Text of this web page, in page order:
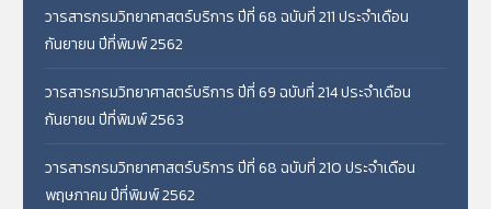
วารสารกรมวิทยาศาสตร์บริการ ปีที่ 68 ฉบับที่ 211 ประจำเดือน
กันยายน ปีที่พิมพ์ 2562
วารสารกรมวิทยาศาสตร์บริการ ปีที่ 69 ฉบับที่ 214 ประจำเดือน
กันยายน ปีที่พิมพ์ 2563
วารสารกรมวิทยาศาสตร์บริการ ปีที่ 68 ฉบับที่ 210 ประจำเดือน
พฤษภาคม ปีที่พิมพ์ 2562